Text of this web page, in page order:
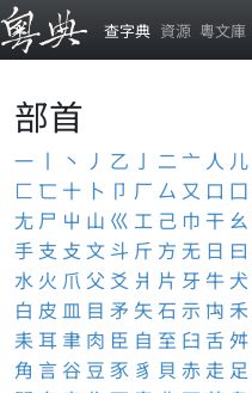
查字典 資源 粵文庫
部首
一 丨 丶 丿 乙 亅 二 亠 人 儿
匚 匸 十 卜 卩 厂 厶 又 口 囗
尢 尸 屮 山 巛 工 己 巾 干 幺
手 支 攴 文 斗 斤 方 无 日 曰
水 火 爪 父 爻 爿 片 牙 牛 犬
白 皮 皿 目 矛 矢 石 示 禸 禾
耒 耳 聿 肉 臣 自 至 臼 舌舛
角 言 谷 豆 豕 豸 貝 赤 走 足